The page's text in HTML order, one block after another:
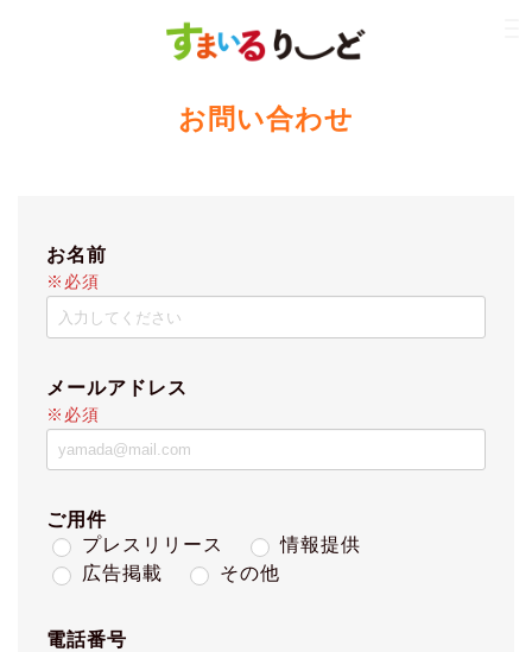
お問い合わせ
お名前
※必須
メールアドレス
※必須
ご用件
プレスリリース
情報提供
広告掲載
その他
電話番号